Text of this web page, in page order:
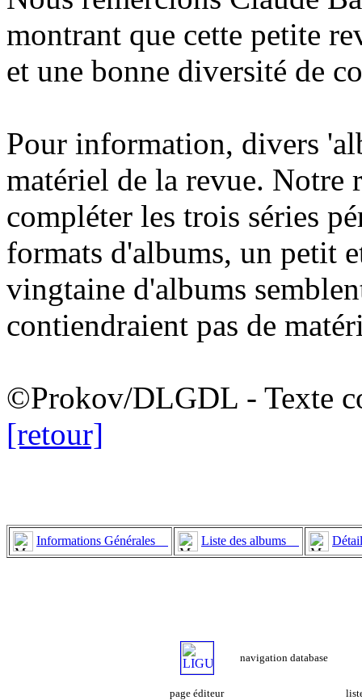
montrant que cette petite
et une bonne diversité de
Pour information, divers
matériel de la revue. Notre
compléter les trois séries
formats d'albums, un petit
vingtaine d'albums
contiendraient pas de
©Prokov/DLGDL - Texte
[retour]
Informations Générales Liste des albums
navigation database
page éditeur